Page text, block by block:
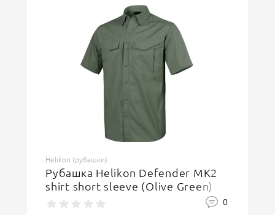
Helikon (рубашки)
Рубашка Helikon Defender MK2
shirt short sleeve (Olive Green)
0